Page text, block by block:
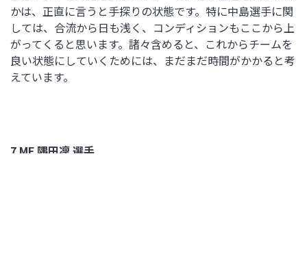
かは、正直に言うと手探りの状態です。特に中島選手に関
しては、合流から日も浅く、コンディションもここから上
がってくると思います。諸々含めると、これからチームを
良い状態にしていくためには、まだまだ時間がかかると考
えています。
7 MF 隅田凜 選手